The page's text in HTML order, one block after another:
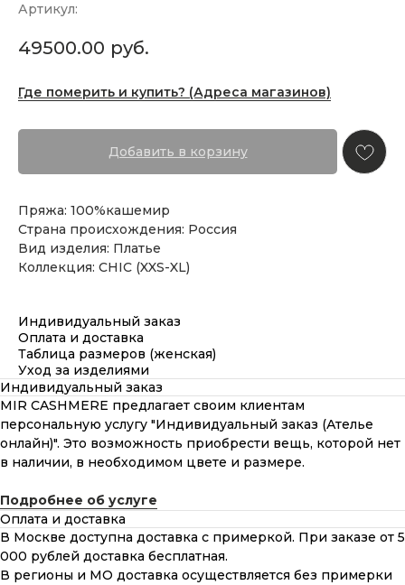
Артикул:
49500.00 руб.
Где померить и купить? (Адреса магазинов)
Добавить в корзину
Пряжа: 100%кашемир
Страна происхождения: Россия
Вид изделия: Платье
Коллекция: CHIC (XXS-XL)
Индивидуальный заказ
Оплата и доставка
Таблица размеров (женская)
Уход за изделиями
Индивидуальный заказ
MIR CASHMERE предлагает своим клиентам
персональную услугу "Индивидуальный заказ (Ателье
онлайн)". Это возможность приобрести вещь, которой нет
в наличии, в необходимом цвете и размере.
Подробнее об услуге
Оплата и доставка
В Москве доступна доставка с примеркой. При заказе от 5
000 рублей доставка бесплатная.
В регионы и МО доставка осуществляется без примерки